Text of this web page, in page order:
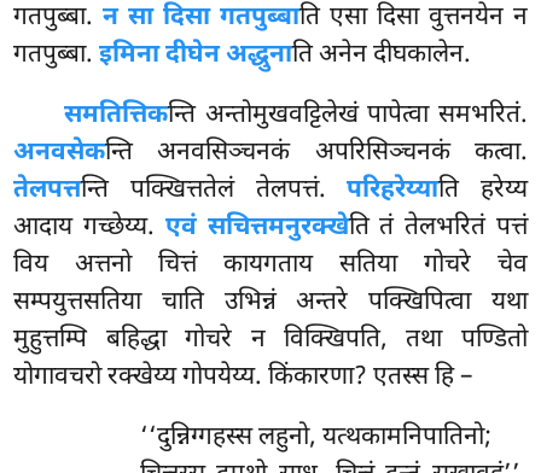
गतपुब्बा.न सा दिसा गतपुब्बाति एसा दिसा वुत्तनयेन न
गतपुब्बा.इमिना दीघेन अद्धुनाति अनेन दीघकालेन.
समतित्तिकन्ति अन्तोमुखवट्टिलेखं पापेत्वा समभरितं.
अनवसेकन्ति अनवसिञ्चनकं अपरिसिञ्चनकं कत्वा.
तेलपत्तन्ति पक्खित्ततेलं तेलपत्तं.परिहरेय्याति हरेय्य
आदाय गच्छेय्य. एवं सचित्तमनुरक्खेति तं तेलभरितं पत्तं
विय अत्तनो चित्तं कायगताय सतिया गोचरे चेव
सम्पयुत्तसतिया चाति उभिन्नं अन्तरे पक्खिपित्वा यथा
मुहुत्तम्पि बहिद्धा गोचरे न विक्खिपति, तथा पण्डितो
योगावचरो रक्खेय्य गोपयेय्य. किंकारणा? एतस्स हि –
‘‘दुन्निग्गहस्स लहुनो, यत्थकामनिपातिनो;